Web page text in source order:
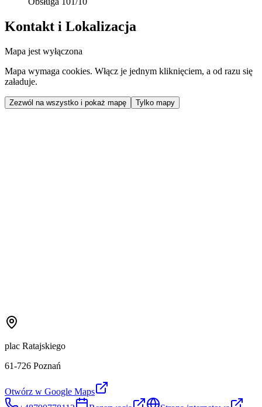
Kontakt i Lokalizacja
Mapa jest wyłączona
Mapa wymaga cookies. Włącz je jednym kliknięciem, a od razu się
załaduje.
Zezwól na wszystko i pokaż mapę Tylko mapy
plac Ratajskiego
61-726 Poznań
Otwórz w Google Maps